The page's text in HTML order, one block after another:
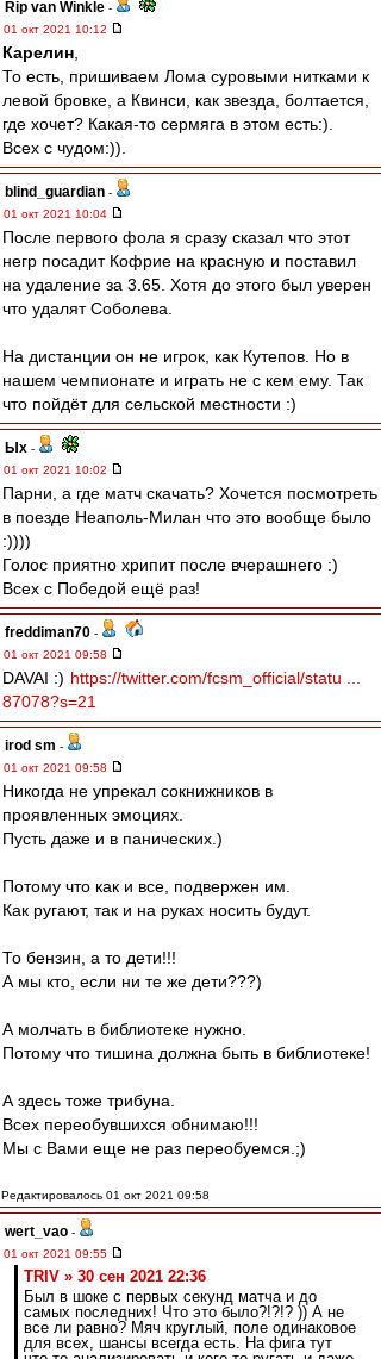
Rip van Winkle -
01 окт 2021 10:12
Карелин
То есть, пришиваем Лома суровыми нитками к
левой бровке, а Квинси, как звезда, болтается,
где хочет? Какая-то сермяга в этом есть:).
Всех с чудом:)).
blind_guardian -
01 окт 2021 10:04
После первого фола я сразу сказал что этот
негр посадит Кофрие на красную и поставил
на удаление за 3.65. Хотя до этого был уверен
что удалят Соболева.
На дистанции он не игрок, как Кутепов. Но в
нашем чемпионате и играть не с кем ему. Так
что пойдёт для сельской местности :)
Ых -
01 окт 2021 10:02
Парни, а где матч скачать? Хочется посмотреть
в поезде Неаполь-Милан что это вообще было
:))))
Голос приятно хрипит после вчерашнего :)
Всех с Победой ещё раз!
freddiman70 -
01 окт 2021 09:58
DAVAI :) https://twitter.com/fcsm_official/statu ...
87078?s=21
irod sm -
01 окт 2021 09:58
Никогда не упрекал сокнижников в
проявленных эмоциях.
Пусть даже и в панических.)
Потому что как и все, подвержен им.
Как ругают, так и на руках носить будут.
То бензин, а то дети!!!
А мы кто, если ни те же дети???)
А молчать в библиотеке нужно.
Потому что тишина должна быть в библиотеке!
А здесь тоже трибуна.
Всех переобувшихся обнимаю!!!
Мы с Вами еще не раз переобуемся.;)
Редактировалось 01 окт 2021 09:58
wert_vao -
01 окт 2021 09:55
TRIV » 30 сен 2021 22:36
Был в шоке с первых секунд матча и до
самых последних! Что это было?!?!? )) А не
все ли равно? Мяч круглый, поле одинаковое
для всех, шансы всегда есть. На фига тут